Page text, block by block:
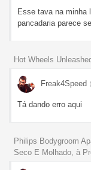
Esse tava na minha
pancadaria parece
Hot Wheels
Freak4Speed
Tá dando erro aqui
Philips Bodygroom
Seco E Molhado, à